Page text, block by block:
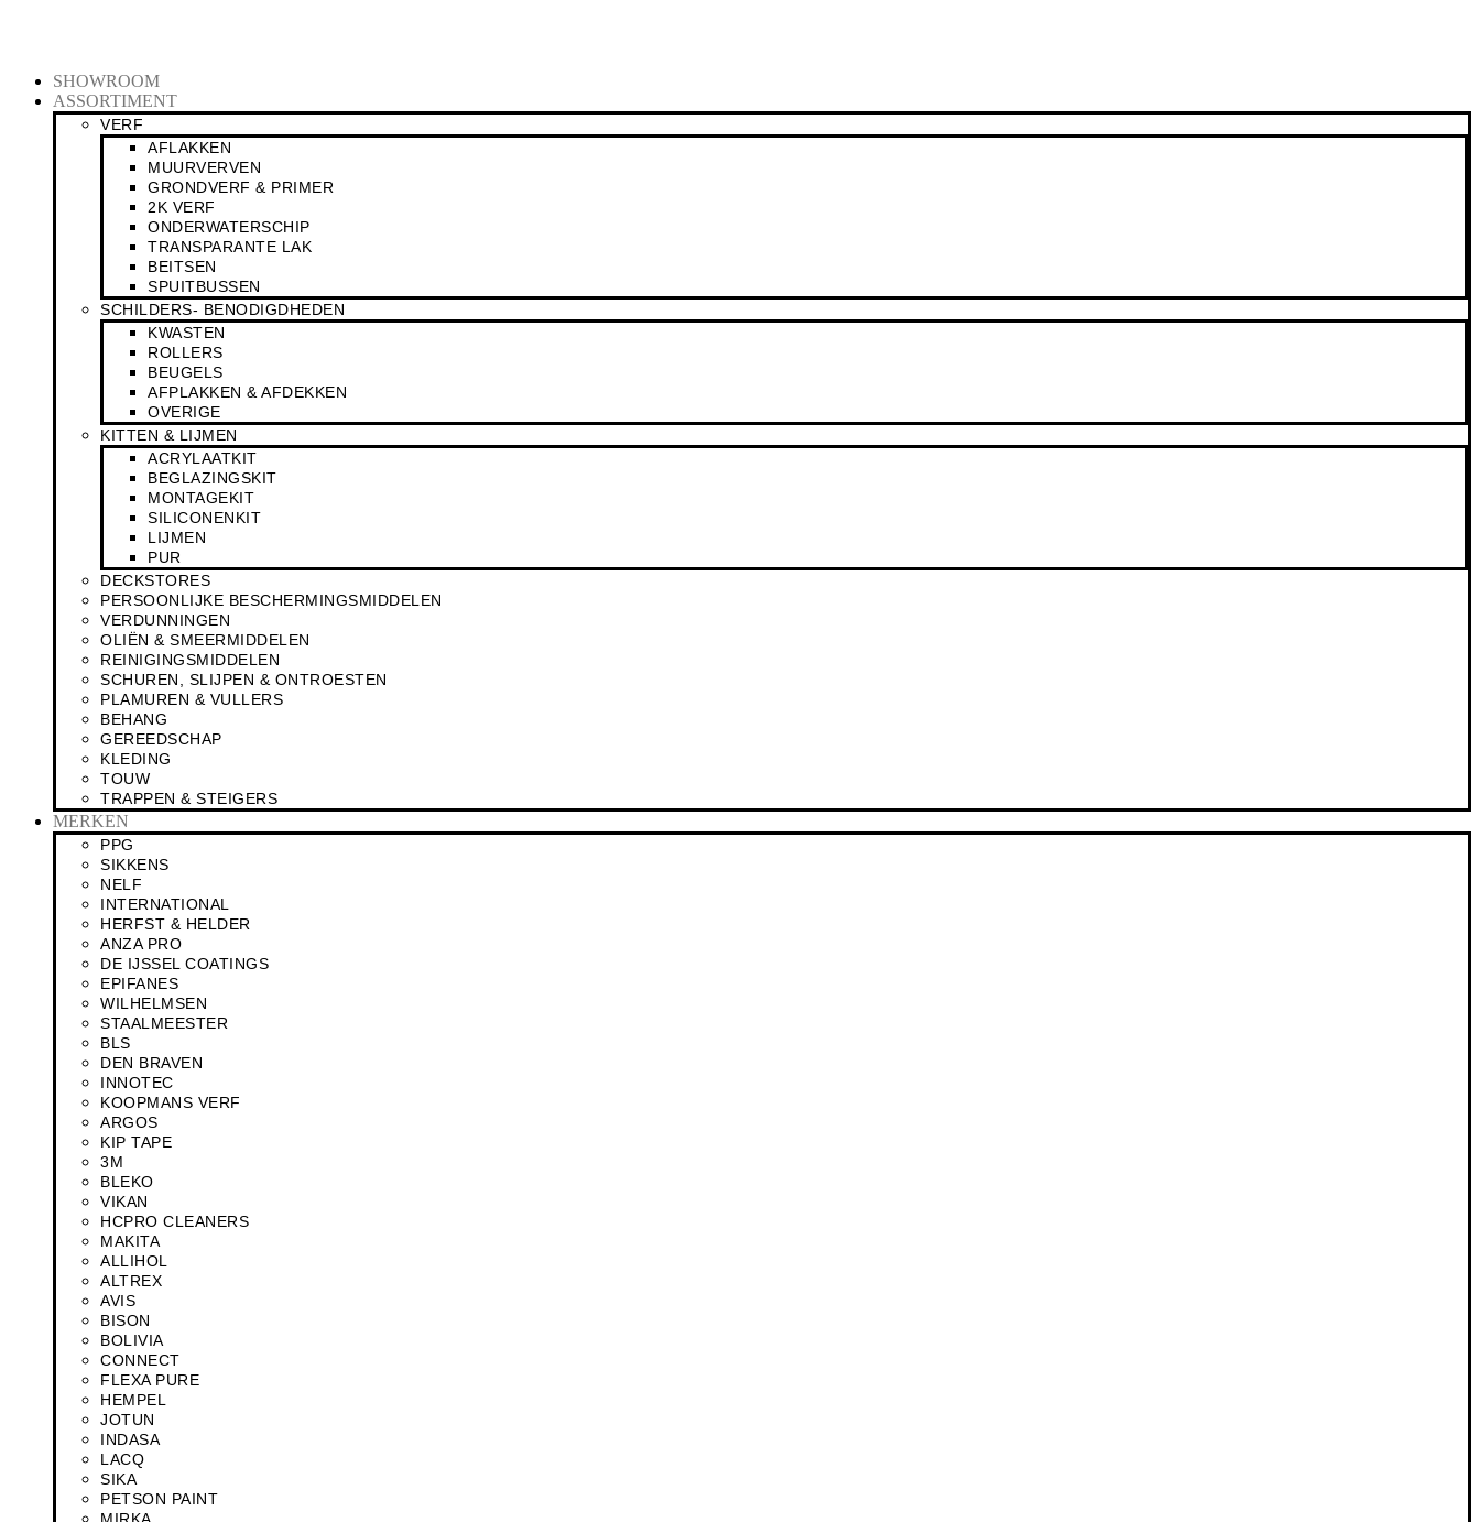
inhoudSHOWROOM
ASSORTIMENT
VERF
AFLAKKEN
MUURVERVEN
GRONDVERF & PRIMER
2K VERF
ONDERWATERSCHIP
TRANSPARANTE LAK
BEITSEN
SPUITBUSSEN
SCHILDERS- BENODIGDHEDEN
KWASTEN
ROLLERS
BEUGELS
AFPLAKKEN & AFDEKKEN
OVERIGE
KITTEN & LIJMEN
ACRYLAATKIT
BEGLAZINGSKIT
MONTAGEKIT
SILICONENKIT
LIJMEN
PUR
DECKSTORES
PERSOONLIJKE BESCHERMINGSMIDDELEN
VERDUNNINGEN
OLIËN & SMEERMIDDELEN
REINIGINGSMIDDELEN
SCHUREN, SLIJPEN & ONTROESTEN
PLAMUREN & VULLERS
BEHANG
GEREEDSCHAP
KLEDING
TOUW
TRAPPEN & STEIGERS
MERKEN
PPG
SIKKENS
NELF
INTERNATIONAL
HERFST & HELDER
ANZA PRO
DE IJSSEL COATINGS
EPIFANES
WILHELMSEN
STAALMEESTER
BLS
DEN BRAVEN
INNOTEC
KOOPMANS VERF
ARGOS
KIP TAPE
3M
BLEKO
VIKAN
HCPRO CLEANERS
MAKITA
ALLIHOL
ALTREX
AVIS
BISON
BOLIVIA
CONNECT
FLEXA PURE
HEMPEL
JOTUN
INDASA
LACQ
SIKA
PETSON PAINT